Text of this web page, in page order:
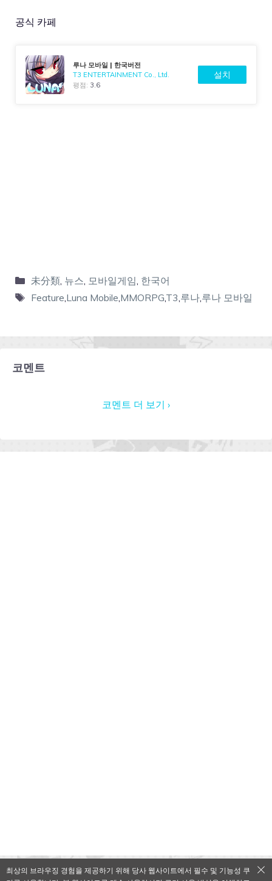
공식 카페
루나 모바일 | 한국버전
T3 ENTERTAINMENT Co., Ltd.
평점: 3.6
설치
未分類, 뉴스, 모바일게임, 한국어
Feature,Luna Mobile,MMORPG,T3,루나,루나 모바일
코멘트
코멘트 더 보기 ›
최상의 브라우징 경험을 제공하기 위해 당사 웹사이트에서 필수 및 기능성 쿠